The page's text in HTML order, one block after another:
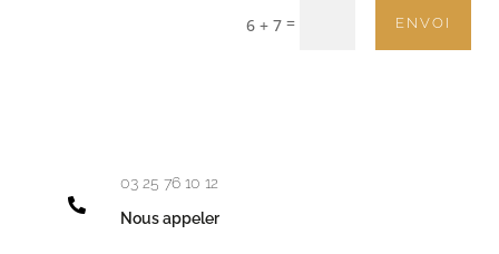
6 + 7= ENVOI

03 25 76 10 12
Nous appeler